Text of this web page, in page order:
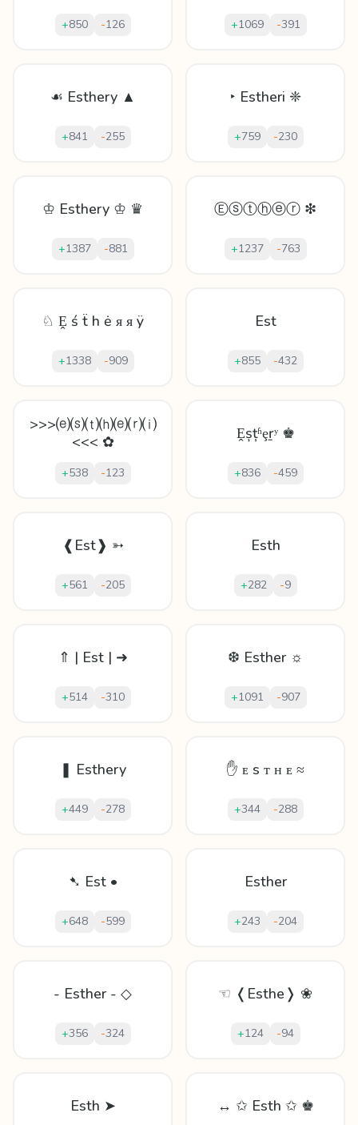
+850 -126 +1069 -391
☙ Esthery ▲
+841 -255
‣ Estheri ❈
+759 -230
♔ Esthery ♔ ♛
+1387 -881
Ⓔⓢⓣⓗⓔⓡ ❇
+1237 -763
♘ Ḙ ś ẗ h ė ᴙ ᴙ ÿ
+1338 -909
Est
+855 -432
>>>⒠⒮⒯⒣⒠⒭⒤
<<< ✿
+538 -123
Ḙșțʱȩṟʸ ♚
+836 -459
❰Est❱ ➳
+561 -205
Esth
+282 -9
⇑ | Est | ➜
+514 -310
❆ Esther ☼
+1091 -907
❚ Esthery
+449 -278
✋ ᴇ s ᴛ ʜ ᴇ ≈
+344 -288
➷ Est •
+648 -599
Esther
+243 -204
- Esther - ◇
+356 -324
☜ ❬Esthe❭ ❀
+124 -94
Esth ➤ ↔ ✩ Esth ✩ ♚